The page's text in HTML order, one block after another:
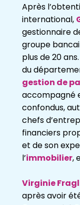
Après
international,
gestionnaire
groupe
plus de 20
du
gestion de
accompagné
confondus,
chefs
financiers
et de son
l’immobilier,
Virginie
après avoir